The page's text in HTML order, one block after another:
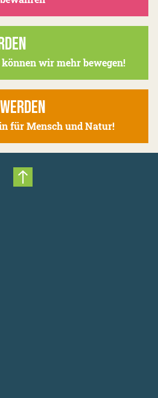
wir mehr bewegen!
für Mensch und Natur!
Nach oben scrollen